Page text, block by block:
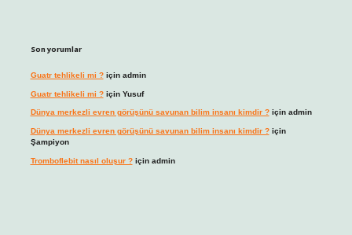
Son yorumlar
Guatr tehlikeli mi ?için admin
Guatr tehlikeli mi ?için Yusuf
Dünya merkezli evren görüşünü savunan bilim insanı kimdir ?için admin
Dünya merkezli evren görüşünü savunan bilim insanı kimdir ?için
Şampiyon
Tromboflebit nasıl oluşur ?için admin